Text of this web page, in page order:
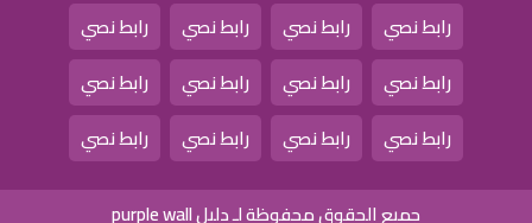
رابط نصي
رابط نصي رابط نصي
رابط نصي
رابط نصي
رابط نصي رابط نصي
رابط نصي
رابط نصي
رابط نصي رابط نصي رابط نصي
جميع الحقوق محفوظة لـ دليل purple wall